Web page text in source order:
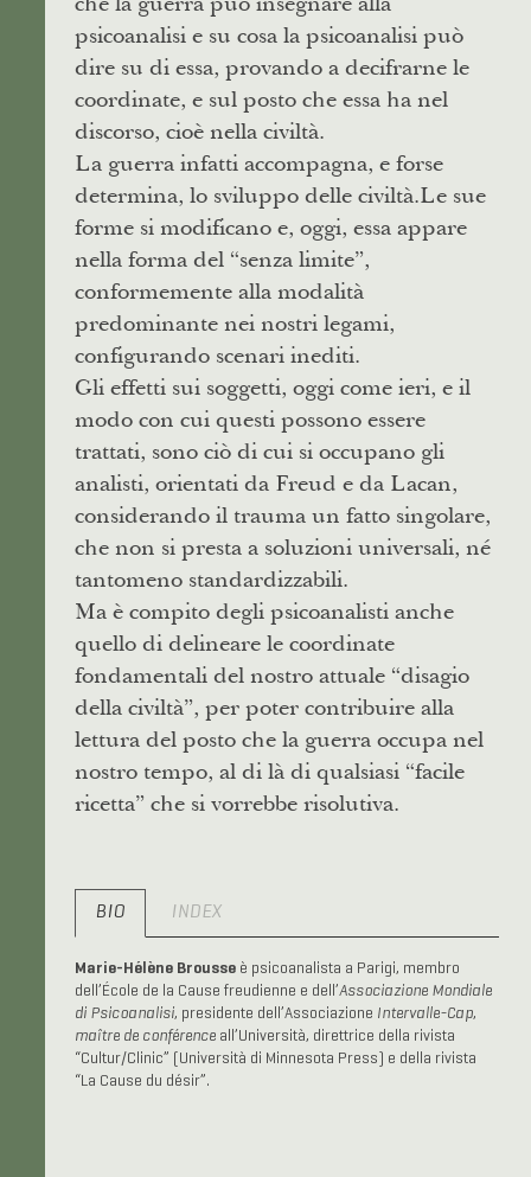
psicoanalisi e su cosa la psicoanalisi può
dire su di essa, provando a decifrarne le
coordinate, e sul posto che essa ha nel
discorso, cioè nella civiltà.
La guerra infatti accompagna, e forse
determina, lo sviluppo delle civiltà.Le sue
forme si modificano e, oggi, essa appare
nella forma del “senza limite”,
conformemente alla modalità
predominante nei nostri legami,
configurando scenari inediti.
Gli effetti sui soggetti, oggi come ieri, e il
modo con cui questi possono essere
trattati, sono ciò di cui si occupano gli
analisti, orientati da Freud e da Lacan,
considerando il trauma un fatto singolare,
che non si presta a soluzioni universali, né
tantomeno standardizzabili.
Ma è compito degli psicoanalisti anche
quello di delineare le coordinate
fondamentali del nostro attuale “disagio
della civiltà”, per poter contribuire alla
lettura del posto che la guerra occupa nel
nostro tempo, al di là di qualsiasi “facile
ricetta” che si vorrebbe risolutiva.
BIO INDEX
Marie-Hélène Brousseè psicoanalista a Parigi, membro
dell’École de la Cause freudienne e dell’Associazione Mondiale
di Psicoanalisi, presidente dell’Associazione Intervalle-Cap,
maître de conférence all’Università, direttrice della rivista
“Cultur/Clinic” (Università di Minnesota Press) e della rivista
“La Cause du désir”.